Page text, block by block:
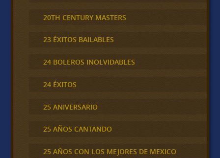
20TH CENTURY MASTERS
23 ÉXITOS BAILABLES
24 BOLEROS INOLVIDABLES
24 ÉXITOS
25 ANIVERSARIO
25 AÑOS CANTANDO
25 AÑOS CON LOS MEJORES DE MEXICO